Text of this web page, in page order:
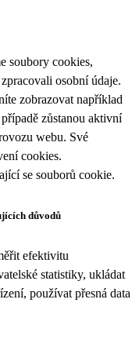
soubory cookies,
osobní údaje.
zobrazovat například
zůstanou aktivní
webu. Své
cookies.
se souborů cookie.
důvodů
efektivitu
statistiky, ukládat
používat přesná data